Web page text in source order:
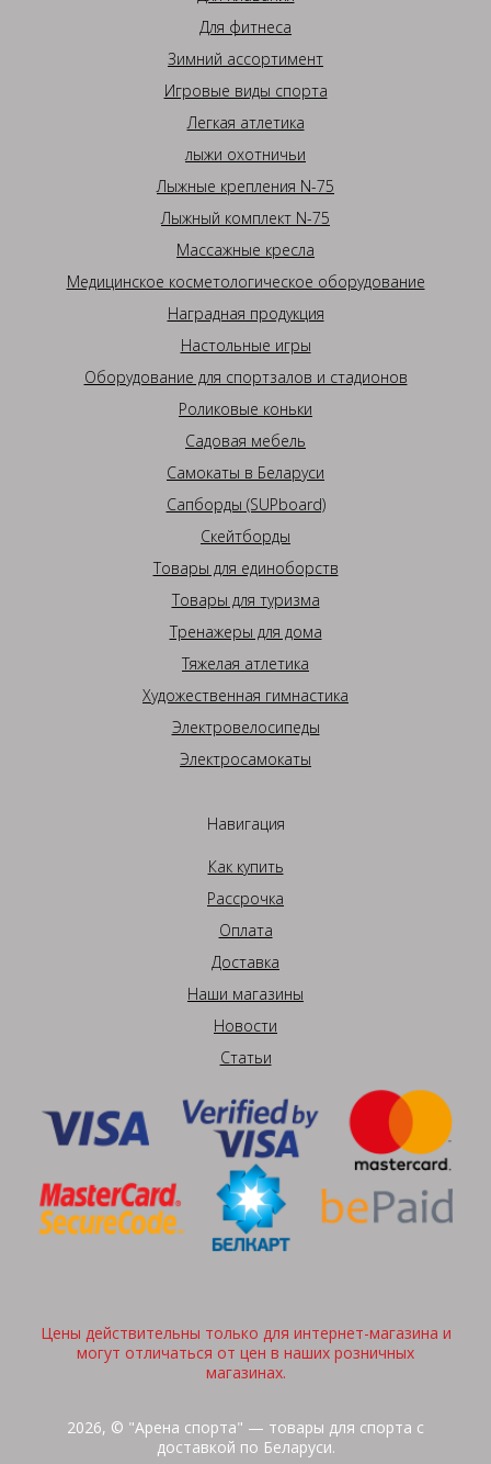
Для фитнеса
Зимний ассортимент
Игровые виды спорта
Легкая атлетика
лыжи охотничьи
Лыжные крепления N-75
Лыжный комплект N-75
Массажные кресла
Медицинское косметологическое оборудование
Наградная продукция
Настольные игры
Оборудование для спортзалов и стадионов
Роликовые коньки
Садовая мебель
Самокаты в Беларуси
Сапборды (SUPboard)
Скейтборды
Товары для единоборств
Товары для туризма
Тренажеры для дома
Тяжелая атлетика
Художественная гимнастика
Электровелосипеды
Электросамокаты
Навигация
Как купить
Рассрочка
Оплата
Доставка
Наши магазины
Новости
Статьи
Цены действительны только для интернет-магазина и
могут отличаться от цен в наших розничных
магазинах.
2026, © "Арена спорта" — товары для спорта с
доставкой по Беларуси.